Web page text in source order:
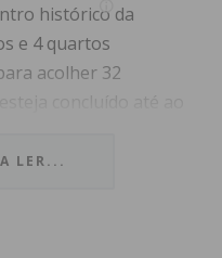
histórico da
e 4 quartos
acolher 32
LER...